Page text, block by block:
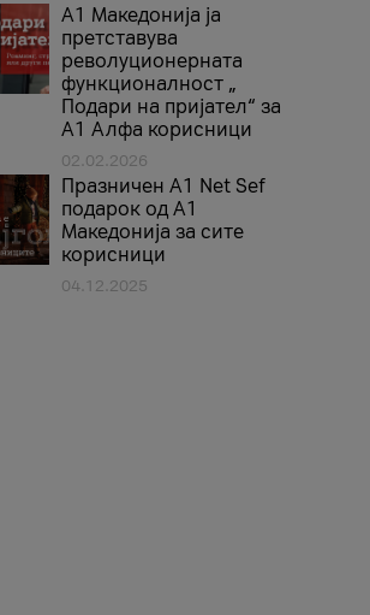
А1 Македонија ја
претставува
револуционерната
функционалност „
Подари на пријател“ за
А1 Алфа корисници
02.02.2026
Празничен A1 Net Sеf
подарок од А1
Македонија за сите
корисници
04.12.2025